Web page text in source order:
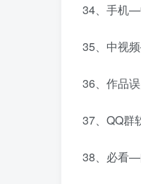
34、手机—
35、中视
36、作品
37、QQ群
38、必看